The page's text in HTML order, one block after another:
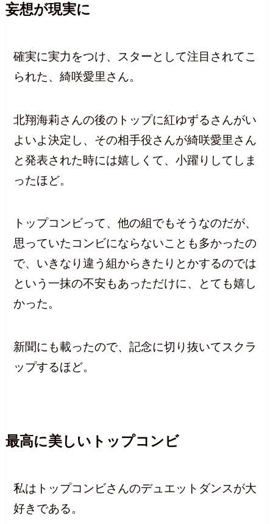
妄想が現実に
確実に実力をつけ、スターとして注目されてこ
られた、綺咲愛里さん。
北翔海莉さんの後のトップに紅ゆずるさんがい
よいよ決定し、その相手役さんが綺咲愛里さん
と発表された時には嬉しくて、小躍りしてしま
ったほど。
トップコンビって、他の組でもそうなのだが、
思っていたコンビにならないことも多かったの
で、いきなり違う組からきたりとかするのでは
という一抹の不安もあっただけに、とても嬉し
かった。
新聞にも載ったので、記念に切り抜いてスクラ
ップするほど。
最高に美しいトップコンビ
私はトップコンビさんのデュエットダンスが大
好きである。